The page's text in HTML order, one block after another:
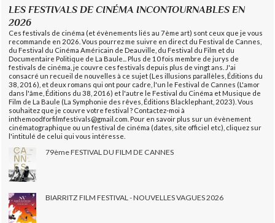
LES FESTIVALS DE CINÉMA INCONTOURNABLES EN
2026
Ces festivals de cinéma (et évènements liés au 7ème art) sont ceux que je vous
recommande en 2026. Vous pourrez me suivre en direct du Festival de Cannes,
du Festival du Cinéma Américain de Deauville, du Festival du Film et du
Documentaire Politique de La Baule... Plus de 10 fois membre de jurys de
festivals de cinéma, je couvre ces festivals depuis plus de vingt ans. J'ai
consacré un recueil de nouvelles à ce sujet (Les illusions parallèles, Éditions du
38, 2016), et deux romans qui ont pour cadre, l'un le Festival de Cannes (L'amor
dans l'âme, Éditions du 38, 2016) et l'autre le Festival du Cinéma et Musique de
Film de La Baule (La Symphonie des rêves, Éditions Blacklephant, 2023). Vous
souhaitez que je couvre votre festival ? Contactez-moi à
inthemoodforfilmfestivals@gmail.com. Pour en savoir plus sur un évènement
cinématographique ou un festival de cinéma (dates, site officiel etc), cliquez sur
l'intitulé de celui qui vous intéresse.
79ème FESTIVAL DU FILM DE CANNES
BIARRITZ FILM FESTIVAL - NOUVELLES VAGUES 2026